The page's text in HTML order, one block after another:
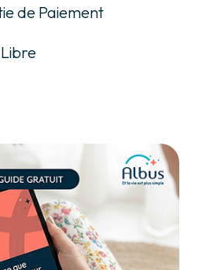
de Paiement